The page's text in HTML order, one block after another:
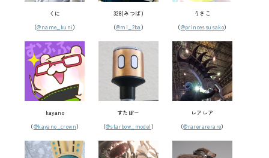
くに
（@name_kuni）
328(みつば)
（@mi_2ba）
うさこ
（@princessusako）
kayano
（@kayano_crown）
すたぼー
（@starbow_model）
レアレア
（@rarerarerare）